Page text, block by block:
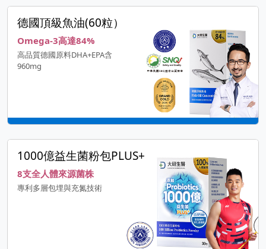
德國頂級魚油(60粒）
Omega-3高達84%
高品質德國原料DHA+EPA含
960mg
1000億益生菌粉包PLUS+
8支全人體來源菌株
專利多層包埋與充氮技術